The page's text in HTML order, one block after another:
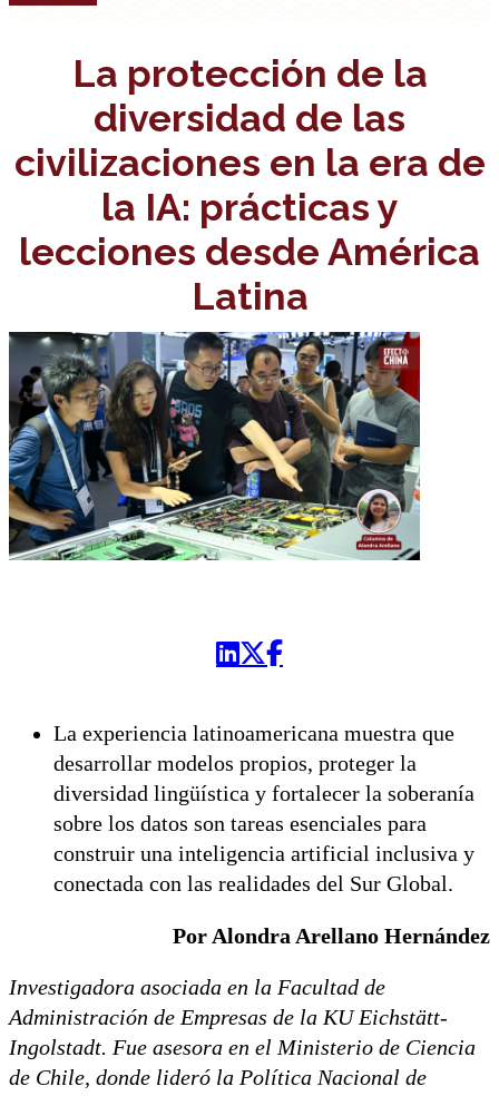
La protección de la
diversidad de las
civilizaciones en la era de
la IA: prácticas y
lecciones desde América
Latina
La experiencia latinoamericana muestra que
desarrollar modelos propios, proteger la
diversidad lingüística y fortalecer la soberanía
sobre los datos son tareas esenciales para
construir una inteligencia artificial inclusiva y
conectada con las realidades del Sur Global.
Por Alondra Arellano Hernández
Investigadora asociada en la Facultad de
Administración de Empresas de la KU Eichstätt-
Ingolstadt. Fue asesora en el Ministerio de Ciencia
de Chile, donde lideró la Política Nacional de